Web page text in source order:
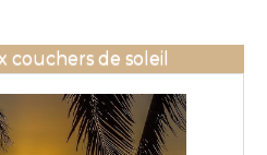
couchers de soleil